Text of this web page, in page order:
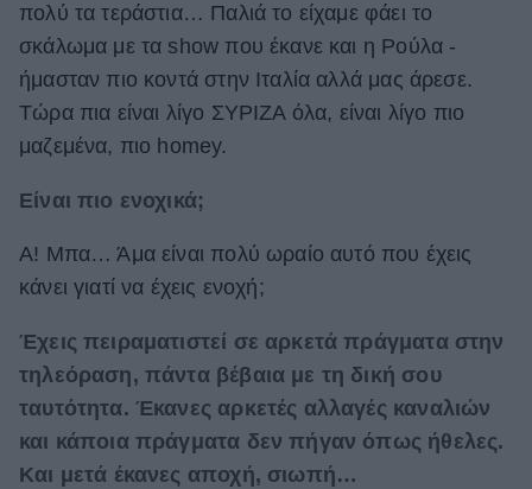
πολύ τα τεράστια… Παλιά το είχαμε φάει το
σκάλωμα με τα show που έκανε και η Ρούλα -
ήμασταν πιο κοντά στην Ιταλία αλλά μας άρεσε.
Τώρα πια είναι λίγο ΣΥΡΙΖΑ όλα, είναι λίγο πιο
μαζεμένα, πιο homey.
Είναι πιο ενοχικά;
A! Μπα… Άμα είναι πολύ ωραίο αυτό που έχεις
κάνει γιατί να έχεις ενοχή;
Έχεις πειραματιστεί σε αρκετά πράγματα στην
τηλεόραση, πάντα βέβαια με τη δική σου
ταυτότητα. Έκανες αρκετές αλλαγές καναλιών
και κάποια πράγματα δεν πήγαν όπως ήθελες.
Και μετά έκανες αποχή, σιωπή…